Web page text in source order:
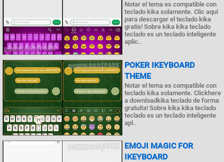
Notar el tema es compatible con
teclado kika solamente. Clic aquí
para descargar el teclado kika
gratis! Sobre kika kika teclado
teclado es un teclado inteligente
aplic..
POKER IKEYBOARD
THEME
Notar el tema es compatible con
teclado kika solamente. Clickhere
a downloadkika teclado de forma
gratuita! Sobre kika kika teclado
teclado es un teclado inteligente
apl..
EMOJI MAGIC FOR
IKEYBOARD